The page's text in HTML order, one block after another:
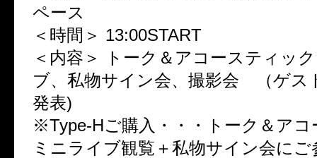
ペース
＜時間＞ 13:00START
＜内容＞ トーク＆アコースティッ
ブ、私物サイン会、撮影会 （ゲス
発表)
※Type-Hご購入・・・トーク＆ア
ミニライブ観覧＋私物サイン会に